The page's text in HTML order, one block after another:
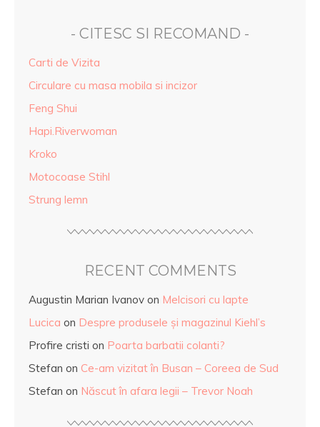
- CITESC SI RECOMAND -
Carti de Vizita
Circulare cu masa mobila si incizor
Feng Shui
Hapi.Riverwoman
Kroko
Motocoase Stihl
Strung lemn
RECENT COMMENTS
Augustin Marian Ivanov on Melcisori cu lapte
Lucica on Despre produsele și magazinul Kiehl’s
Profire cristi on Poarta barbatii colanti?
Stefan on Ce-am vizitat în Busan – Coreea de Sud
Stefan on Născut în afara legii – Trevor Noah